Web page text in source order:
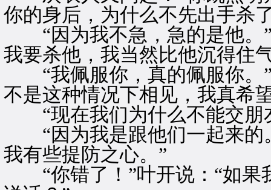
你的身后，为什么不先出手杀
“因为我不急，急的是他。”
我要杀他，我当然比他沉得住
“我佩服你，真的佩服你。”
不是这种情况下相见，我真希
“现在我们为什么不能交朋
“因为我是跟他们一起来的
我有些提防之心。”
“你错了！”叶开说：“如果